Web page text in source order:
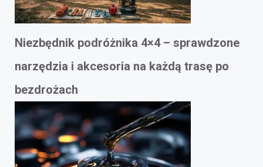
Niezbędnik podróżnika 4×4 – sprawdzone
narzędzia i akcesoria na każdą trasę po
bezdrożach